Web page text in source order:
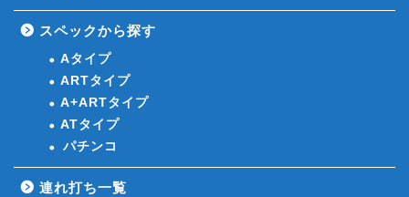
スペックから探す
Aタイプ
ARTタイプ
A+ARTタイプ
ATタイプ
パチンコ
連れ打ち一覧